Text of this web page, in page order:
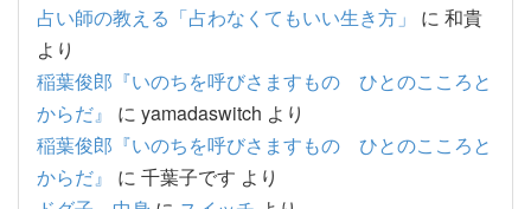
占い師の教える「占わなくてもいい生き方」
に 和貴
より
稲葉俊郎『いのちを呼びさますもの ひとのこころと
からだ』
に yamadaswitch より
稲葉俊郎『いのちを呼びさますもの ひとのこころと
からだ』
に 千葉子です より